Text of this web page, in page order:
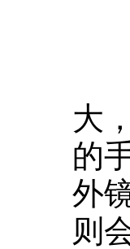
大
的
外
则